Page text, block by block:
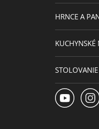
HRNCE A
KUCHYNSKÉ
STOLOVANIE